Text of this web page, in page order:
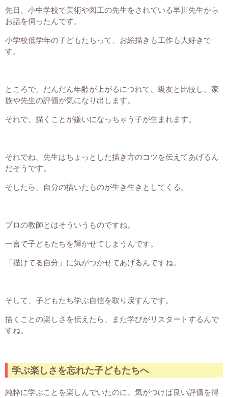
先日、小中学校で美術や図工の先生をされている早川先生から
お話を伺ったんです。
小学校低学年の子どもたちって、お絵描きも工作も大好きで
す。
ところで、だんだん年齢が上がるにつれて、級友と比較し、家
族や先生の評価が気になり出します。
それで、描くことが嫌いになっちゃう子が生まれます。
それでね、先生はちょっとした描き方のコツを伝えてあげるん
だそうです。
そしたら、自分の描いたものが生き生きとしてくる。
プロの教師とはそういうものですね。
一言で子どもたちを輝かせてしまうんです。
「描けてる自分」に気がつかせてあげるんですね。
そして、子どもたち学ぶ自信を取り戻すんです。
描くことの楽しさを伝えたら、また学びがリスタートするんで
すね。
学ぶ楽しさを忘れた子どもたちへ
純粋に学ぶことを楽しんでいたのに、気がつけば良い評価を得